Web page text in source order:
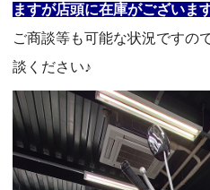
ますが店頭に在庫がございま
ご商談等も可能な状況ですの
談ください♪